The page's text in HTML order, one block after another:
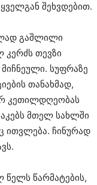
შეხვდებით.
გაშლილი
თევზი
სუფრაზე
თანახმად,
კეთილდღეობას
მთელ სახლში
ითვლება. ჩინურად
წელს წარმატების,